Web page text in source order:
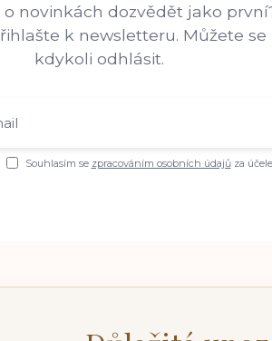
o novinkách dozvědět jako
k newsletteru. Můžete se
kdykoli odhlásit.
Souhlasím se zpracováním osobních údajůza